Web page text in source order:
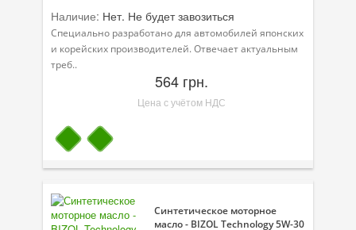
Наличие: Нет. Не будет завозиться
Специально разработано для автомобилей японских
и корейских производителей. Отвечает актуальным
треб..
564 грн.
Цена с учётом НДС
Синтетическое моторное
масло - BIZOL Technology 5W-30